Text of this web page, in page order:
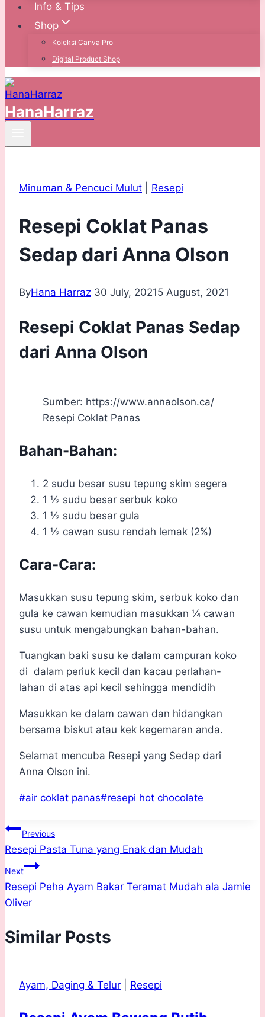
Info & Tips
Shop
Koleksi Canva Pro
Digital Product Shop
HanaHarraz
Minuman & Pencuci Mulut Resepi
Resepi Coklat Panas
Sedap dari Anna Olson
ByHana Harraz 30 July, 20215 August, 2021
Resepi Coklat Panas Sedap
dari Anna Olson
Sumber: https://www.annaolson.ca/
Resepi Coklat Panas
Bahan-Bahan:
2 sudu besar susu tepung skim segera
1 ½ sudu besar serbuk koko
1 ½ sudu besar gula
1 ½ cawan susu rendah lemak (2%)
Cara-Cara:
Masukkan susu tepung skim, serbuk koko dan
gula ke cawan kemudian masukkan ¼ cawan
susu untuk mengabungkan bahan-bahan.
Tuangkan baki susu ke dalam campuran koko
di dalam periuk kecil dan kacau perlahan-
lahan di atas api kecil sehingga mendidih
Masukkan ke dalam cawan dan hidangkan
bersama biskut atau kek kegemaran anda.
Selamat mencuba Resepi yang Sedap dari
Anna Olson ini.
Post
#air coklat panas#resepi hot chocolate
Post
navigation
Previous
Resepi Pasta Tuna yang Enak dan Mudah
Next
Resepi Peha Ayam Bakar Teramat Mudah ala Jamie
Oliver
Similar Posts
Ayam, Daging & Telur Resepi